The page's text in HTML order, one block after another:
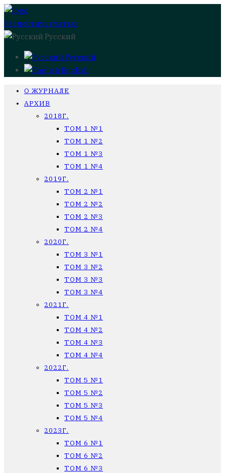
Разместить статью
Русский
Русский
English
О ЖУРНАЛЕ
АРХИВ
2018Г.
ТОМ 1 №1
ТОМ 1 №2
ТОМ 1 №3
ТОМ 1 №4
2019Г.
ТОМ 2 №1
ТОМ 2 №2
ТОМ 2 №3
ТОМ 2 №4
2020Г.
ТОМ 3 №1
ТОМ 3 №2
ТОМ 3 №3
ТОМ 3 №4
2021Г.
ТОМ 4 №1
ТОМ 4 №2
ТОМ 4 №3
ТОМ 4 №4
2022Г.
ТОМ 5 №1
ТОМ 5 №2
ТОМ 5 №3
ТОМ 5 №4
2023Г.
ТОМ 6 №1
ТОМ 6 №2
ТОМ 6 №3